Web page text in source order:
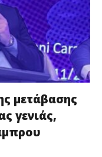
μετάβασης
γενιάς,